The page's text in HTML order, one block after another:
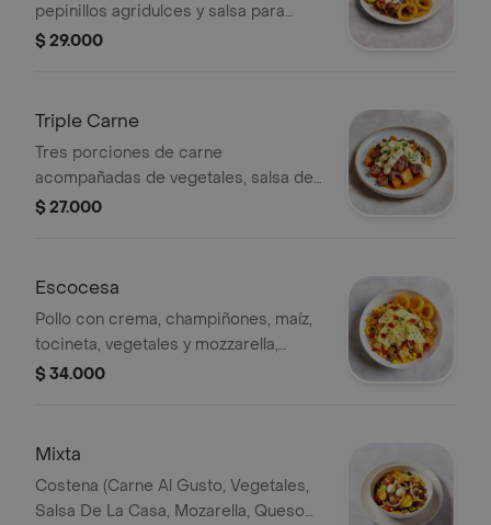
pepinillos agridulces y salsa para
mojar.
$ 29.000
Triple Carne
Tres porciones de carne
acompañadas de vegetales, salsa de
la casa, doble mozzarella y tocineta.
$ 27.000
Escocesa
Pollo con crema, champiñones, maíz,
tocineta, vegetales y mozzarella,
acompañado de aros de cebolla.
$ 34.000
Mixta
Costena (Carne Al Gusto, Vegetales,
Salsa De La Casa, Mozarella, Queso